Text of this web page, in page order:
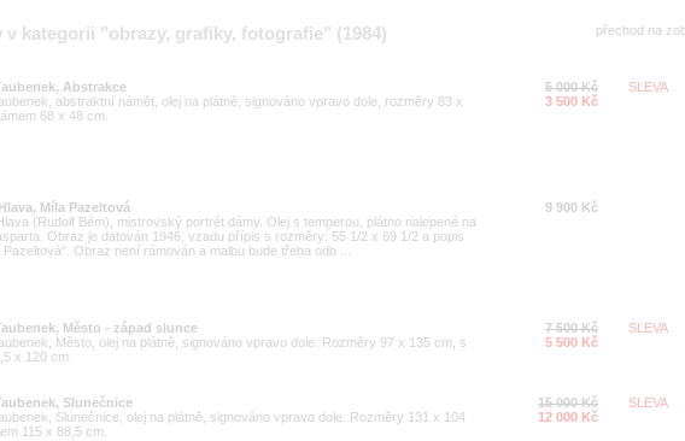
v kategorii "obrazy, grafiky, fotografie" (1984) přechod na
Abstrakce
abstraktní námět, olej na plátně, signováno vpravo dole, rozměry 83 x
68 x 48 cm.
5 000 Kč
3 500 Kč
SLEVA
Míla Pazeltová
(Rudolf Bém), mistrovský portrét dámy. Olej s temperou, plátno nalepené na
Obraz je datován 1946, vzadu přípis s rozměry: 55 1/2 x 69 1/2 a popis
Obraz není rámován a malbu bude třeba odb ...
9 900 Kč
Město - západ slunce
Město, olej na plátně, signováno vpravo dole. Rozměry 97 x 135 cm, s
x 120 cm.
7 500 Kč
5 500 Kč
SLEVA
Slunečnice
Slunečnice, olej na plátně, signováno vpravo dole. Rozměry 131 x 104
115 x 88,5 cm.
15 000 Kč
12 000 Kč
SLEVA